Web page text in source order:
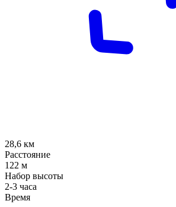
28,6 км
Расстояние
122 м
Набор высоты
2-3 часа
Время